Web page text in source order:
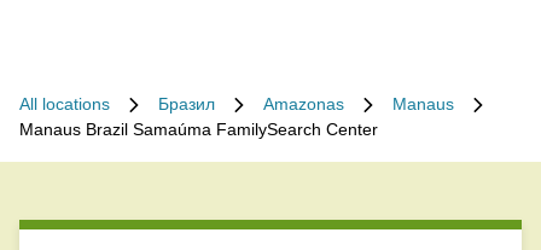
All locations Бразил Amazonas
Manaus
Manaus Brazil Samaúma FamilySearch Center